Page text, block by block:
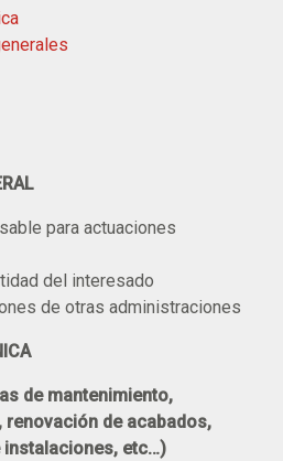
para actuaciones
del interesado
de otras administraciones
de mantenimiento,
de acabados,
etc…)